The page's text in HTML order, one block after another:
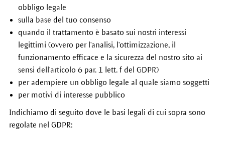
obbligo legale
sulla base del tuo consenso
quando il trattamento è basato sui nostri interessi
legittimi (ovvero per l'analisi, l'ottimizzazione, il
funzionamento efficace e la sicurezza del nostro sito ai
sensi dell'articolo 6 par. 1 lett. f del GDPR)
per adempiere un obbligo legale al quale siamo soggetti
per motivi di interesse pubblico
Indichiamo di seguito dove le basi legali di cui sopra sono
regolate nel GDPR: